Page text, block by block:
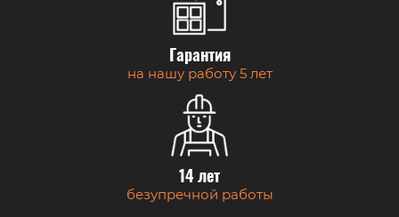
Гарантия
на нашу работу 5 лет
14 лет
безупречной работы